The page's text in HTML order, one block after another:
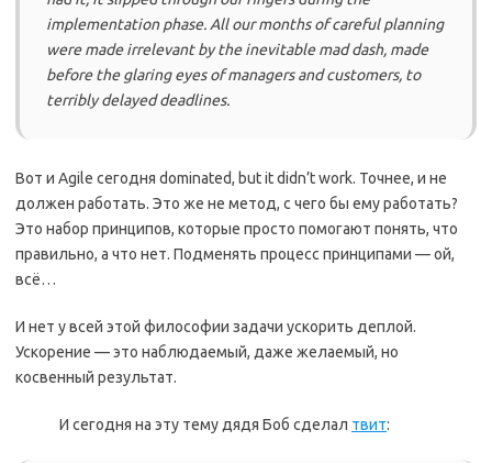
implementation phase. All our months of careful planning
were made irrelevant by the inevitable mad dash, made
before the glaring eyes of managers and customers, to
terribly delayed deadlines.
Вот и Agile сегодня dominated, but it didn’t work. Точнее, и не
должен работать. Это же не метод, с чего бы ему работать?
Это набор принципов, которые просто помогают понять, что
правильно, а что нет. Подменять процесс принципами — ой,
всё…
И нет у всей этой философии задачи ускорить деплой.
Ускорение — это наблюдаемый, даже желаемый, но
косвенный результат.
И сегодня на эту тему дядя Боб сделал твит: